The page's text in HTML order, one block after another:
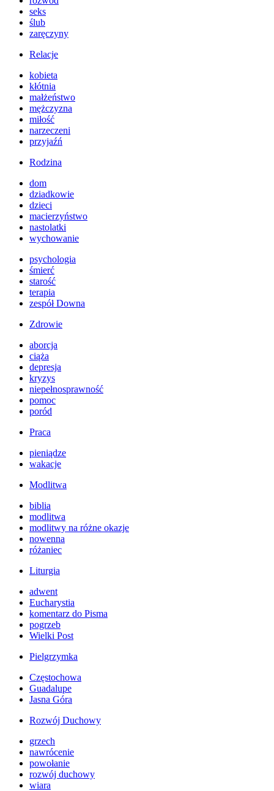
seks
ślub
zaręczyny
Relacje
kobieta
kłótnia
małżeństwo
mężczyzna
miłość
narzeczeni
przyjaźń
Rodzina
dom
dziadkowie
dzieci
macierzyństwo
nastolatki
wychowanie
psychologia
śmierć
starość
terapia
zespół Downa
Zdrowie
aborcja
ciąża
depresja
kryzys
niepełnosprawność
pomoc
poród
Praca
pieniądze
wakacje
Modlitwa
biblia
modlitwa
modlitwy na różne okazje
nowenna
różaniec
Liturgia
adwent
Eucharystia
komentarz do Pisma
pogrzeb
Wielki Post
Pielgrzymka
Częstochowa
Guadalupe
Jasna Góra
Rozwój Duchowy
grzech
nawrócenie
powołanie
rozwój duchowy
wiara